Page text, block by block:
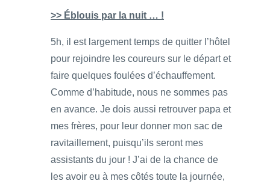
>> Éblouis par la nuit … !
5h, il est largement temps de quitter l’hôtel
pour rejoindre les coureurs sur le départ et
faire quelques foulées d’échauffement.
Comme d’habitude, nous ne sommes pas
en avance. Je dois aussi retrouver papa et
mes frères, pour leur donner mon sac de
ravitaillement, puisqu’ils seront mes
assistants du jour ! J’ai de la chance de
les avoir eu à mes côtés toute la journée,